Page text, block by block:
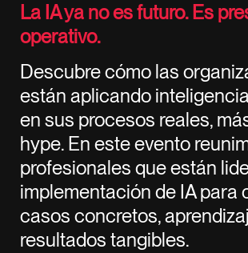
La IA ya no es futuro. Es
operativo.
Descubre cómo las
están aplicando
en sus procesos reales,
hype. En este evento
profesionales que están
implementación de IA para
casos concretos,
resultados tangibles.